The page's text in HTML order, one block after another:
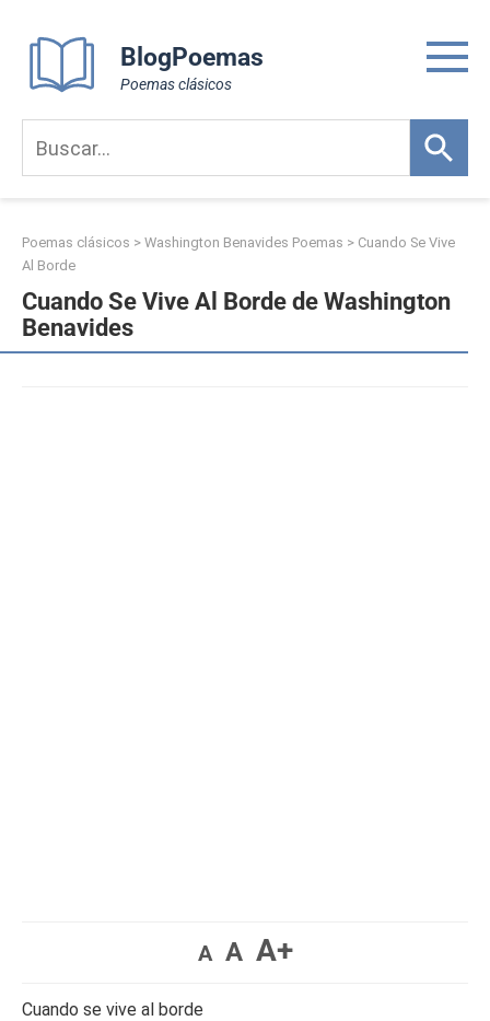
content
BlogPoemas
Poemas clásicos
Poemas clásicos > Washington Benavides Poemas > Cuando Se Vive
Al Borde
Cuando Se Vive Al Borde de Washington
Benavides
A A A+
Cuando se vive al borde